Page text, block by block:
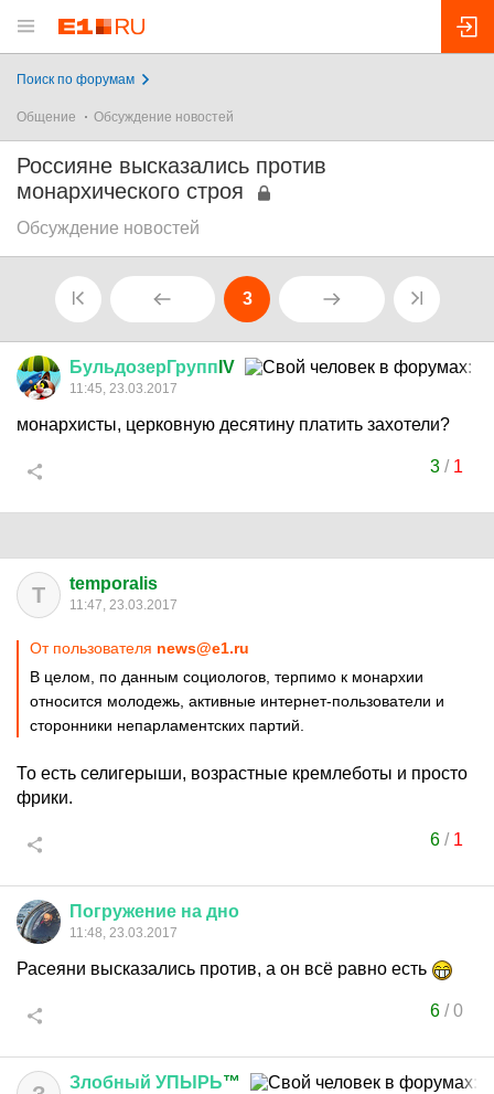
Поиск по форумам
Общение Обсуждение новостей
Россияне высказались против
монархического строя
Обсуждение новостей
3
БульдозерГрупп IV
11:45, 23.03.2017
монархисты, церковную десятину платить захотели?
3/ 1
T temporalis
11:47, 23.03.2017
От пользователя news@e1.ru
В целом, по данным социологов, терпимо к монархии
относится молодежь, активные интернет-пользователи и
сторонники непарламентских партий.
То есть селигерыши, возрастные кремлеботы и просто
фрики.
6/ 1
Погружение на дно
11:48, 23.03.2017
Расеяни высказались против, а он всё равно есть
6/0
Злобный УПЫРЬ™